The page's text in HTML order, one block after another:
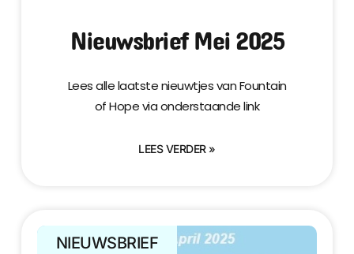
Nieuwsbrief Mei 2025
Lees alle laatste nieuwtjes van Fountain
of Hope via onderstaande link
LEES VERDER »
NIEUWSBRIEF